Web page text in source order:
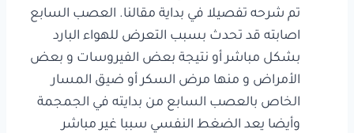
تم شرحه تفصيلا في بداية مقالنا. العصب السابع
اصابته قد تحدث بسبب التعرض للهواء البارد
بشكل مباشر أو نتيجة بعض الفيروسات و بعض
الأمراض و منها مرض السكر أو ضيق المسار
الخاص بالعصب السابع من بدايته في الجمجمة
وأيضا يعد الضغط النفسي سببا غير مباشر